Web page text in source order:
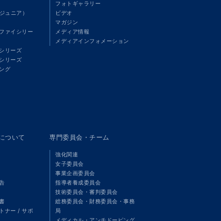
ュニア）
ァイシリー
リーズ
リーズ
グ
フォトギャラリー
ビデオ
マガジン
メディア情報
メディアインフォメーション
ついて
ナー / サポ
専門委員会・チーム
強化関連
女子委員会
事業企画委員会
指導者養成委員会
技術委員会・審判委員会
総務委員会・財務委員会・事務
局